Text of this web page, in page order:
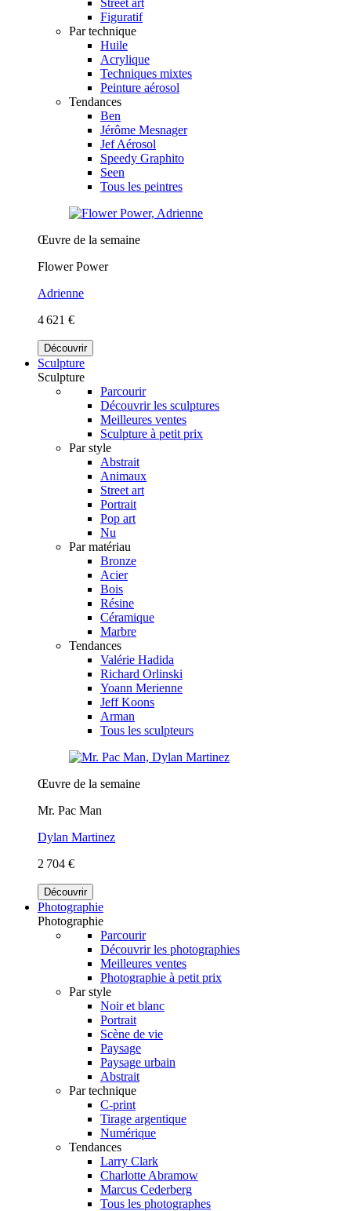
Figuratif
Par technique
Huile
Acrylique
Techniques mixtes
Peinture aérosol
Tendances
Ben
Jérôme Mesnager
Jef Aérosol
Speedy Graphito
Seen
Tous les peintres
Œuvre de la semaine
Flower Power
Adrienne
4 621 €
Découvrir
Sculpture
Sculpture
Parcourir
Découvrir les sculptures
Meilleures ventes
Sculpture à petit prix
Par style
Abstrait
Animaux
Street art
Portrait
Pop art
Nu
Par matériau
Bronze
Acier
Bois
Résine
Céramique
Marbre
Tendances
Valérie Hadida
Richard Orlinski
Yoann Merienne
Jeff Koons
Arman
Tous les sculpteurs
Œuvre de la semaine
Mr. Pac Man
Dylan Martinez
2 704 €
Découvrir
Photographie
Photographie
Parcourir
Découvrir les photographies
Meilleures ventes
Photographie à petit prix
Par style
Noir et blanc
Portrait
Scène de vie
Paysage
Paysage urbain
Abstrait
Par technique
C-print
Tirage argentique
Numérique
Tendances
Larry Clark
Charlotte Abramow
Marcus Cederberg
Tous les photographes